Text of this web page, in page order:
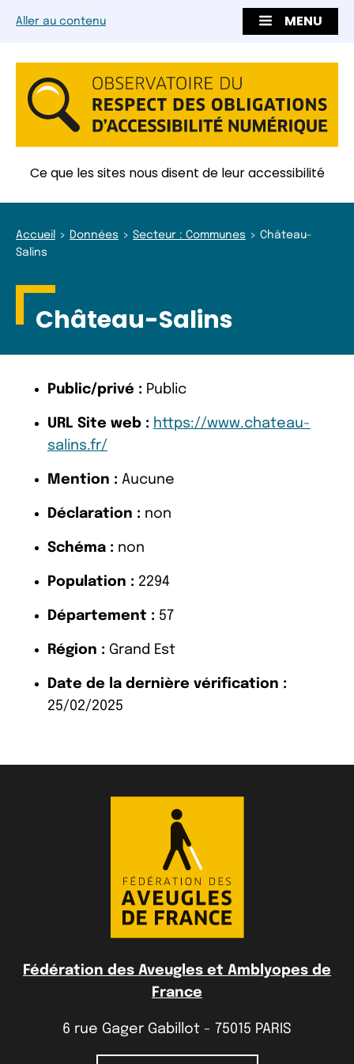
Aller au contenu MENU
Ce que les sites nous disent de leur accessibilité
Accueil Données Secteur : Communes
Château-
Salins
Château-Salins
Public/privé : Public
URL Site web : https://www.chateau-
salins.fr/
Mention : Aucune
Déclaration : non
Schéma : non
Population : 2294
Département : 57
Région : Grand Est
Date de la dernière vérification :
25/02/2025
Fédération des Aveugles et Amblyopes de
France
6 rue Gager Gabillot - 75015 PARIS